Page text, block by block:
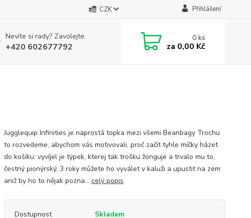
CZK Přihlášení
Nevíte si rady? Zavolejte.
+420 602677792
0ks
za 0,00 Kč
Jugglequip Infinities je naprostá topka mezi všemi Beanbagy Trochu
to rozvedeme, abychom vás motivovali, proč začít tyhle míčky házet
do košíku: vyvíjel je týpek, kterej tak trošku žonguje a trvalo mu to,
čestný pionýrský, 3 roky můžete ho vyválet v kaluži a upustit na zem
aniž by ho to nějak pozna... celý popis
Dostupnost
Skladem